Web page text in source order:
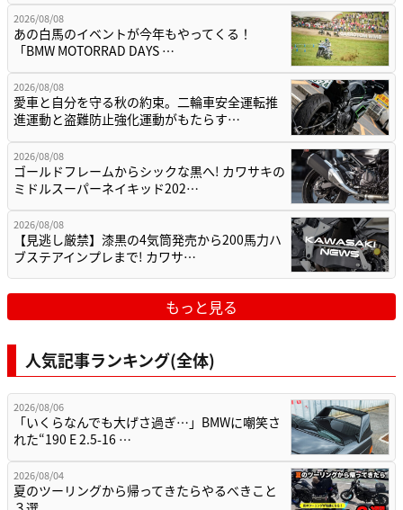
2026/08/08
あの白馬のイベントが今年もやってくる！
「BMW MOTORRAD DAYS …
2026/08/08
愛車と自分を守る秋の約束。二輪車安全運転推
進運動と盗難防止強化運動がもたらす…
2026/08/08
ゴールドフレームからシックな黒へ! カワサキの
ミドルスーパーネイキッド202…
2026/08/08
【見逃し厳禁】漆黒の4気筒発売から200馬力ハ
ブステアインプレまで! カワサ…
もっと見る
人気記事ランキング(全体)
2026/08/06
「いくらなんでも大げさ過ぎ…」BMWに嘲笑さ
れた“190 E 2.5-16 …
2026/08/04
夏のツーリングから帰ってきたらやるべきこと